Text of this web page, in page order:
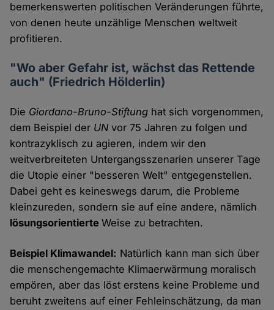
bemerkenswerten politischen Veränderungen führte,
von denen heute unzählige Menschen weltweit
profitieren.
"Wo aber Gefahr ist, wächst das Rettende
auch" (Friedrich Hölderlin)
Die Giordano-Bruno-Stiftung hat sich vorgenommen,
dem Beispiel der UN vor 75 Jahren zu folgen und
kontrazyklisch zu agieren, indem wir den
weitverbreiteten Untergangsszenarien unserer Tage
die Utopie einer "besseren Welt" entgegenstellen.
Dabei geht es keineswegs darum, die Probleme
kleinzureden, sondern sie auf eine andere, nämlich
lösungsorientierteWeise zu betrachten.
Beispiel Klimawandel: Natürlich kann man sich über
die menschengemachte Klimaerwärmung moralisch
empören, aber das löst erstens keine Probleme und
beruht zweitens auf einer Fehleinschätzung, da man